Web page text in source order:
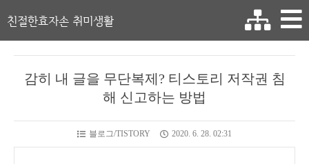
친절한효자손 취미생활
감히 내 글을 무단복제? 티스토리 저작권 침
해 신고하는 방법
블로그/TISTORY 2020. 6. 28. 02:31